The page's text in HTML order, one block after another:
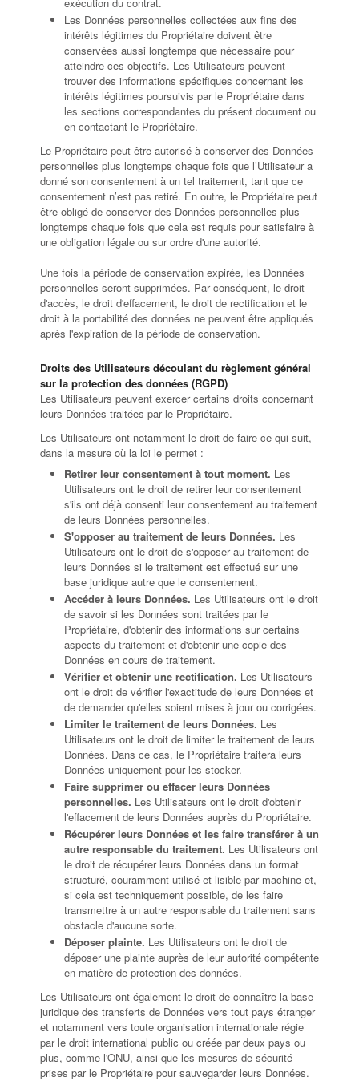
Les Données personnelles collectées aux fins des
intérêts légitimes du Propriétaire doivent être
conservées aussi longtemps que nécessaire pour
atteindre ces objectifs. Les Utilisateurs peuvent
trouver des informations spécifiques concernant les
intérêts légitimes poursuivis par le Propriétaire dans
les sections correspondantes du présent document ou
en contactant le Propriétaire.
Le Propriétaire peut être autorisé à conserver des Données
personnelles plus longtemps chaque fois que l’Utilisateur a
donné son consentement à un tel traitement, tant que ce
consentement n’est pas retiré. En outre, le Propriétaire peut
être obligé de conserver des Données personnelles plus
longtemps chaque fois que cela est requis pour satisfaire à
une obligation légale ou sur ordre d'une autorité.
Une fois la période de conservation expirée, les Données
personnelles seront supprimées. Par conséquent, le droit
d'accès, le droit d'effacement, le droit de rectification et le
droit à la portabilité des données ne peuvent être appliqués
après l'expiration de la période de conservation.
Droits des Utilisateurs découlant du règlement général
sur la protection des données (RGPD)
Les Utilisateurs peuvent exercer certains droits concernant
leurs Données traitées par le Propriétaire.
Les Utilisateurs ont notamment le droit de faire ce qui suit,
dans la mesure où la loi le permet :
Retirer leur consentement à tout moment. Les
Utilisateurs ont le droit de retirer leur consentement
s'ils ont déjà consenti leur consentement au traitement
de leurs Données personnelles.
S'opposer au traitement de leurs Données. Les
Utilisateurs ont le droit de s'opposer au traitement de
leurs Données si le traitement est effectué sur une
base juridique autre que le consentement.
Accéder à leurs Données. Les Utilisateurs ont le droit
de savoir si les Données sont traitées par le
Propriétaire, d'obtenir des informations sur certains
aspects du traitement et d'obtenir une copie des
Données en cours de traitement.
Vérifier et obtenir une rectification. Les Utilisateurs
ont le droit de vérifier l'exactitude de leurs Données et
de demander qu'elles soient mises à jour ou corrigées.
Limiter le traitement de leurs Données. Les
Utilisateurs ont le droit de limiter le traitement de leurs
Données. Dans ce cas, le Propriétaire traitera leurs
Données uniquement pour les stocker.
Faire supprimer ou effacer leurs Données
personnelles. Les Utilisateurs ont le droit d'obtenir
l'effacement de leurs Données auprès du Propriétaire.
Récupérer leurs Données et les faire transférer à un
autre responsable du traitement. Les Utilisateurs ont
le droit de récupérer leurs Données dans un format
structuré, couramment utilisé et lisible par machine et,
si cela est techniquement possible, de les faire
transmettre à un autre responsable du traitement sans
obstacle d'aucune sorte.
Déposer plainte. Les Utilisateurs ont le droit de
déposer une plainte auprès de leur autorité compétente
en matière de protection des données.
Les Utilisateurs ont également le droit de connaître la base
juridique des transferts de Données vers tout pays étranger
et notamment vers toute organisation internationale régie
par le droit international public ou créée par deux pays ou
plus, comme l'ONU, ainsi que les mesures de sécurité
prises par le Propriétaire pour sauvegarder leurs Données.